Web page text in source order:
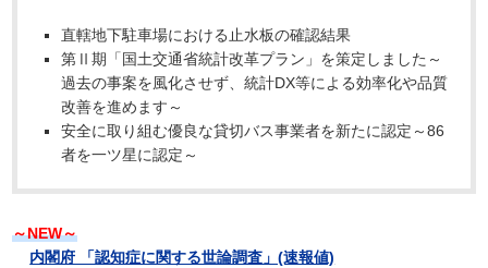
直轄地下駐車場における止水板の確認結果
第Ⅱ期「国土交通省統計改革プラン」を策定しました～
過去の事案を風化させず、統計DX等による効率化や品質
改善を進めます～
安全に取り組む優良な貸切バス事業者を新たに認定～86
者を一ツ星に認定～
～NEW～
内閣府 「認知症に関する世論調査」(速報値)